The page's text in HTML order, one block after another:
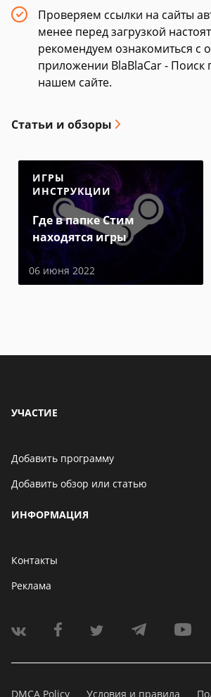
Проверяем ссылки на сайты
менее перед загрузкой
рекомендуем ознакомиться с
приложении BlaBlaCar - Поиск
нашем сайте.
Статьи и обзоры
ИГРЫ
ИНСТРУКЦИИ
Где в папке Стим
находятся игры
06 июня 2022
УЧАСТИЕ
Добавить программу
Добавить обзор или статью
ИНФОРМАЦИЯ
Контакты
Реклама
DMCA Policy Условия и правила